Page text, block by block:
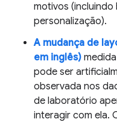
motivos (incluindo
personalização).
A mudança de
em inglês)
pode ser
observada nos
de laboratório
interagir com ela.